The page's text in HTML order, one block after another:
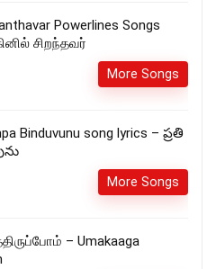
Powerlines Songs
சிறந்தவர்
More Songs
Binduvunu song lyrics – ప్రతి
More Songs
– Umakaaga